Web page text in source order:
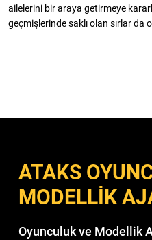
ailelerini bir araya getirmeye
geçmişlerinde saklı olan sırlar da
ATAKS
MODELLİK
Oyunculuk ve Modellik